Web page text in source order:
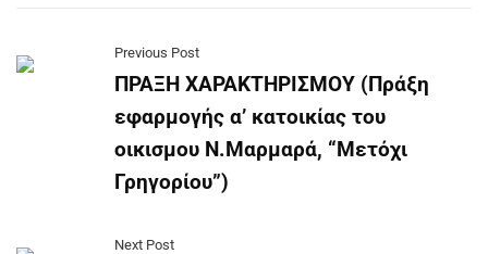
Previous Post
ΠΡΑΞΗ ΧΑΡΑΚΤΗΡΙΣΜΟΥ (Πράξη
εφαρμογής α’ κατοικίας του
οικισμου Ν.Μαρμαρά, “Μετόχι
Γρηγορίου”)
Next Post